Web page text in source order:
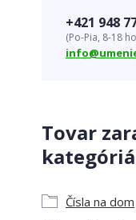
Tovar
Čísla na dom
+421 948
(Po-Pia, 8-18